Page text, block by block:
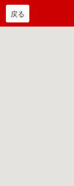
戻る